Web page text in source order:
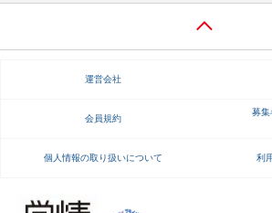
就活ニュースペーパー
不
運営会社
会員規約
募集
個人情報の取り扱いについて 利